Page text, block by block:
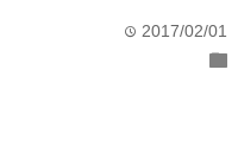
time 2017/02/01
folder